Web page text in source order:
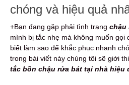
chóng và hiệu quả
+Bạn đang gặp phải tình trạng chậu
mình bị tắc nhẹ mà không muốn gọi
biết làm sao để khắc phục nhanh
trong bài viết này chúng tôi sẽ giới
tắc bồn chậu rửa bát tại nhà hiệu